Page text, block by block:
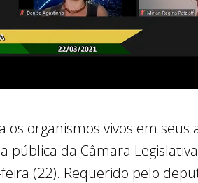
os organismos vivos em
pública da Câmara
(22). Requerido pelo